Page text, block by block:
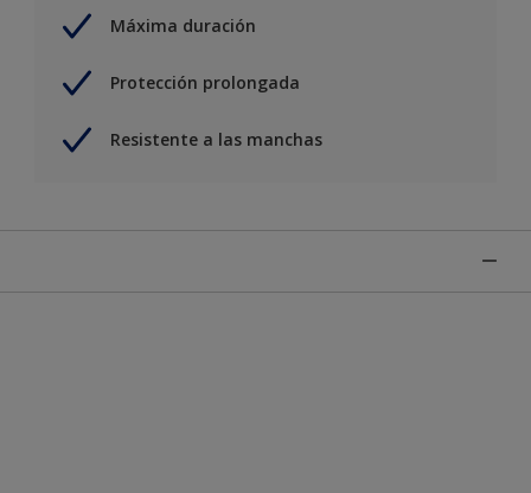
Máxima duración
Protección prolongada
Resistente a las manchas